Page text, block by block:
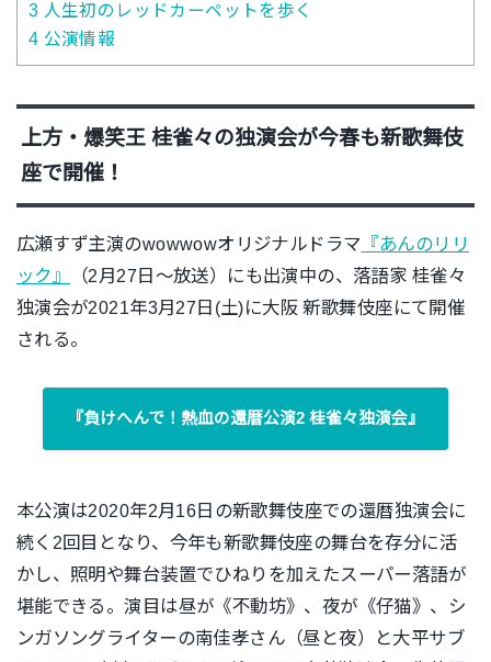
3 人生初のレッドカーペットを歩く
4 公演情報
上方・爆笑王 桂雀々の独演会が今春も新歌舞伎
座で開催！
広瀬すず主演のwowwowオリジナルドラマ 『あんのリリ
ック』
（2月27日〜放送）にも出演中の、落語家 桂雀々
独演会が2021年3月27日(土)に大阪 新歌舞伎座にて開催
される。
『負けへんで！熱血の還暦公演2 桂雀々独演会』
本公演は2020年2月16日の新歌舞伎座での還暦独演会に
続く2回目となり、今年も新歌舞伎座の舞台を存分に活
かし、照明や舞台装置でひねりを加えたスーパー落語が
堪能できる。演目は昼が《不動坊》、夜が《仔猫》、シ
ンガソングライターの南佳孝さん（昼と夜）と大平サブ